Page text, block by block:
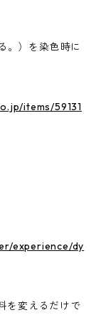
。）を染色時に
items/59131
experience/dy
を変えるだけで